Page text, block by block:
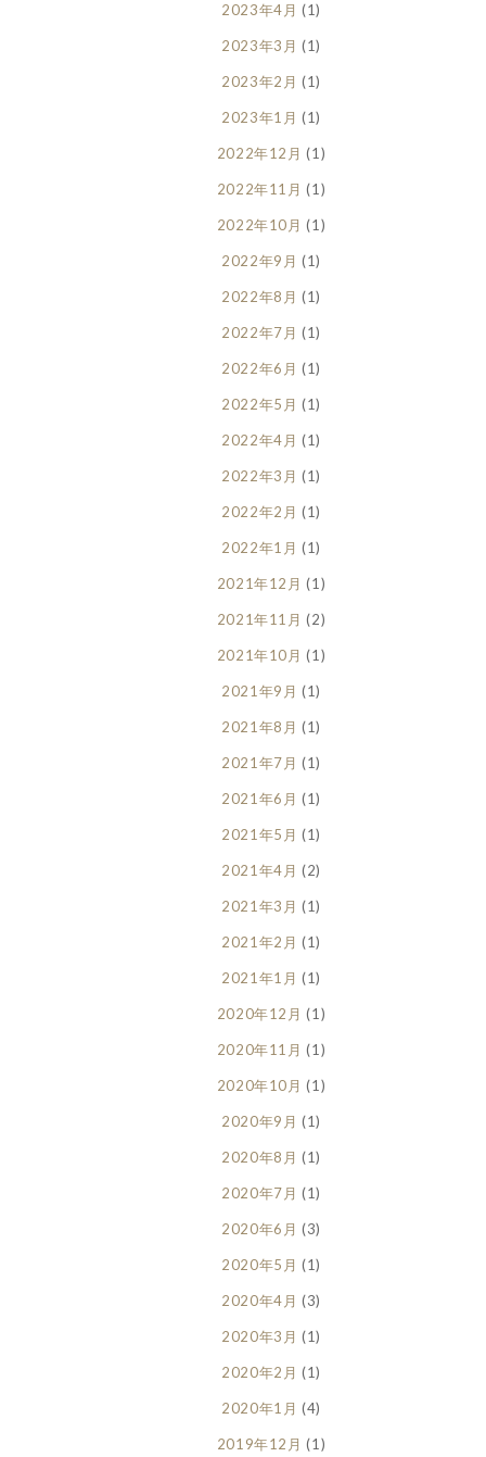
2023年4月 (1)
2023年3月 (1)
2023年2月 (1)
2023年1月 (1)
2022年12月 (1)
2022年11月 (1)
2022年10月 (1)
2022年9月 (1)
2022年8月 (1)
2022年7月 (1)
2022年6月 (1)
2022年5月 (1)
2022年4月 (1)
2022年3月 (1)
2022年2月 (1)
2022年1月 (1)
2021年12月 (1)
2021年11月 (2)
2021年10月 (1)
2021年9月 (1)
2021年8月 (1)
2021年7月 (1)
2021年6月 (1)
2021年5月 (1)
2021年4月 (2)
2021年3月 (1)
2021年2月 (1)
2021年1月 (1)
2020年12月 (1)
2020年11月 (1)
2020年10月 (1)
2020年9月 (1)
2020年8月 (1)
2020年7月 (1)
2020年6月 (3)
2020年5月 (1)
2020年4月 (3)
2020年3月 (1)
2020年2月 (1)
2020年1月 (4)
2019年12月 (1)